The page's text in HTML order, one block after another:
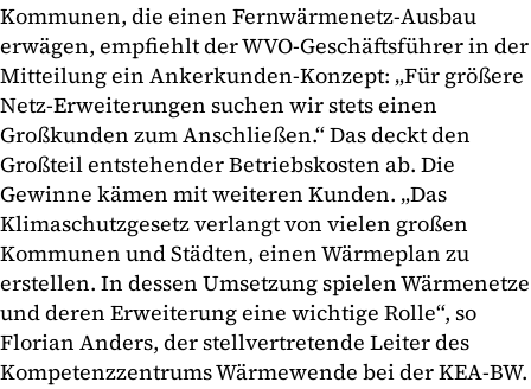
Kommunen, die einen Fernwärmenetz-Ausbau
erwägen, empfiehlt der WVO-Geschäftsführer in der
Mitteilung ein Ankerkunden-Konzept: „Für größere
Netz-Erweiterungen suchen wir stets einen
Großkunden zum Anschließen.“ Das deckt den
Großteil entstehender Betriebskosten ab. Die
Gewinne kämen mit weiteren Kunden. „Das
Klimaschutzgesetz verlangt von vielen großen
Kommunen und Städten, einen Wärmeplan zu
erstellen. In dessen Umsetzung spielen Wärmenetze
und deren Erweiterung eine wichtige Rolle“, so
Florian Anders, der stellvertretende Leiter des
Kompetenzzentrums Wärmewende bei der KEA-BW.